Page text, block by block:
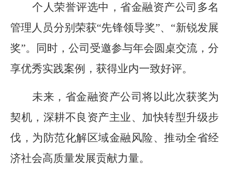
个人荣誉评选中，省金融资产公司多名
管理人员分别荣获“先锋领导奖”、“新锐发展
奖”。同时，公司受邀参与年会圆桌交流，分
享优秀实践案例，获得业内一致好评。
未来，省金融资产公司将以此次获奖为
契机，深耕不良资产主业、加快转型升级步
伐，为防范化解区域金融风险、推动全省经
济社会高质量发展贡献力量。